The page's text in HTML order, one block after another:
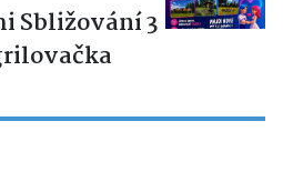
Sbližování 3